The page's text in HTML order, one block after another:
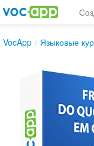
VocApp / Языковые